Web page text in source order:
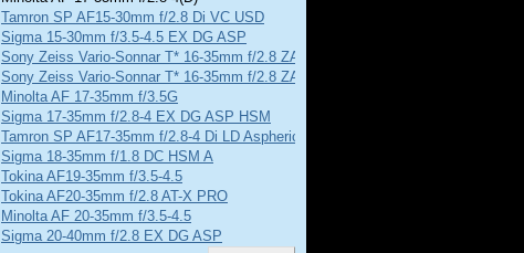
Tamron SP AF15-30mm f/2.8 Di VC USD
Sigma 15-30mm f/3.5-4.5 EX DG ASP
Sony Zeiss Vario-Sonnar T* 16-35mm f/2.8 ZA SSM
Sony Zeiss Vario-Sonnar T* 16-35mm f/2.8 ZA SSM II
Minolta AF 17-35mm f/3.5G
Sigma 17-35mm f/2.8-4 EX DG ASP HSM
Tamron SP AF17-35mm f/2.8-4 Di LD Aspherical
Sigma 18-35mm f/1.8 DC HSM A
Tokina AF19-35mm f/3.5-4.5
Tokina AF20-35mm f/2.8 AT-X PRO
Minolta AF 20-35mm f/3.5-4.5
Sigma 20-40mm f/2.8 EX DG ASP